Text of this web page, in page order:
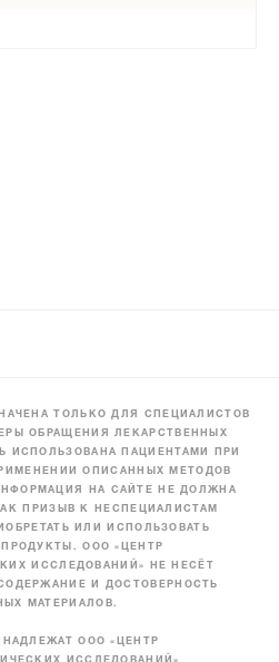
ТОЛЬКО ДЛЯ СПЕЦИАЛИСТОВ
ОБРАЩЕНИЯ ЛЕКАРСТВЕННЫХ
ИСПОЛЬЗОВАНА ПАЦИЕНТАМИ ПРИ
ОПИСАННЫХ МЕТОДОВ
НА САЙТЕ НЕ ДОЛЖНА
ПРИЗЫВ К НЕСПЕЦИАЛИСТАМ
ИЛИ ИСПОЛЬЗОВАТЬ
ООО «ЦЕНТР
ИССЛЕДОВАНИЙ» НЕ НЕСЁТ
И ДОСТОВЕРНОСТЬ
МАТЕРИАЛОВ.
ООО «ЦЕНТР